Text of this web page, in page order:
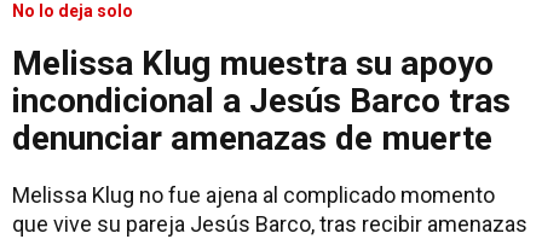
No lo deja solo
Melissa Klug muestra su apoyo
incondicional a Jesús Barco tras
denunciar amenazas de muerte
Melissa Klug no fue ajena al complicado momento
que vive su pareja Jesús Barco, tras recibir amenazas